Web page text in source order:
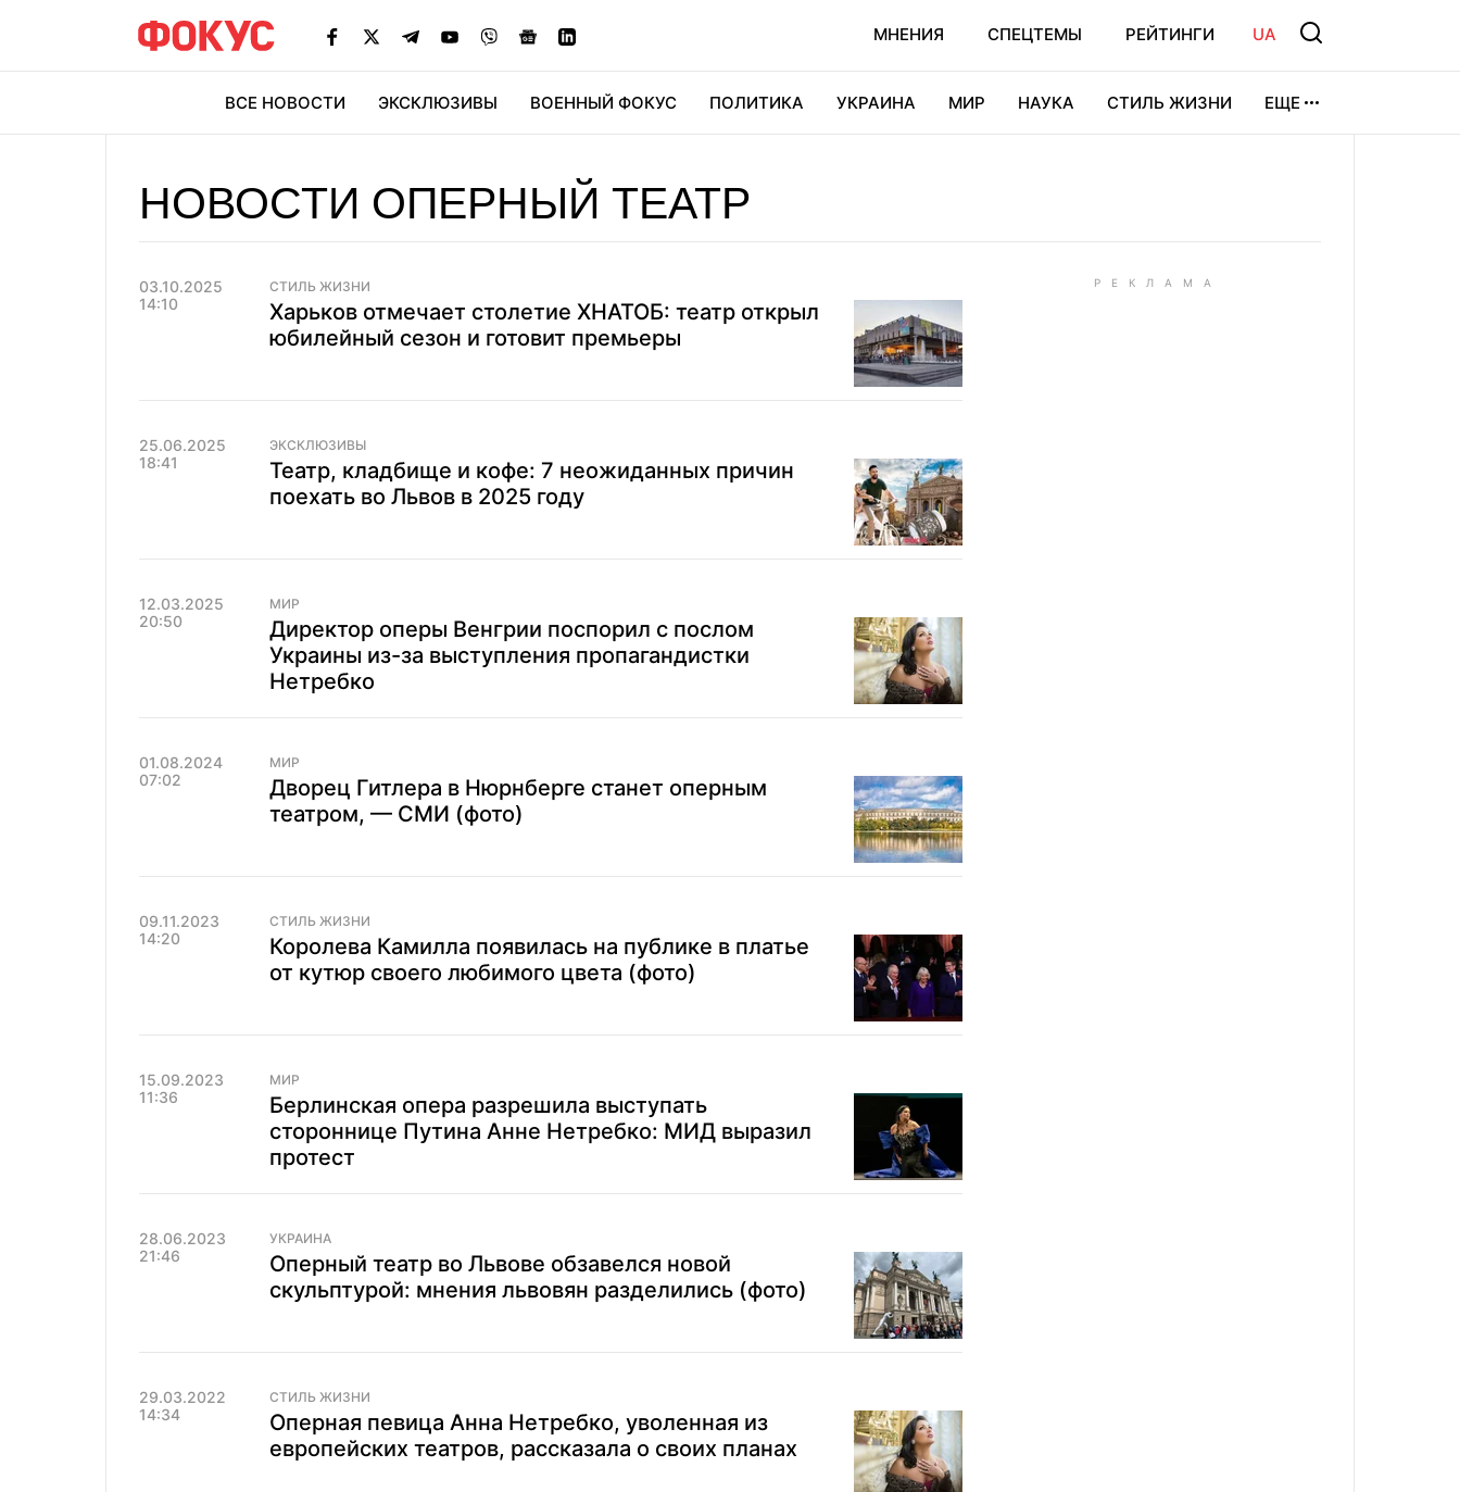
МНЕНИЯ СПЕЦТЕМЫ РЕЙТИНГИ UA
ВСЕ НОВОСТИ ЭКСКЛЮЗИВЫ ВОЕННЫЙ ФОКУС ПОЛИТИКА УКРАИНА МИР НАУКА СТИЛЬ ЖИЗНИ ЕЩЕ
НОВОСТИ ОПЕРНЫЙ ТЕАТР
03.10.2025
14:10
СТИЛЬ ЖИЗНИ
Харьков отмечает столетие ХНАТОБ: театр открыл
юбилейный сезон и готовит премьеры
25.06.2025
18:41
ЭКСКЛЮЗИВЫ
Театр, кладбище и кофе: 7 неожиданных причин
поехать во Львов в 2025 году
12.03.2025
20:50
МИР
Директор оперы Венгрии поспорил с послом
Украины из-за выступления пропагандистки
Нетребко
01.08.2024
07:02
МИР
Дворец Гитлера в Нюрнберге станет оперным
театром, — СМИ (фото)
09.11.2023
14:20
СТИЛЬ ЖИЗНИ
Королева Камилла появилась на публике в платье
от кутюр своего любимого цвета (фото)
15.09.2023
11:36
МИР
Берлинская опера разрешила выступать
стороннице Путина Анне Нетребко: МИД выразил
протест
28.06.2023
21:46
УКРАИНА
Оперный театр во Львове обзавелся новой
скульптурой: мнения львовян разделились (фото)
29.03.2022
14:34
СТИЛЬ ЖИЗНИ
Оперная певица Анна Нетребко, уволенная из
европейских театров, рассказала о своих планах